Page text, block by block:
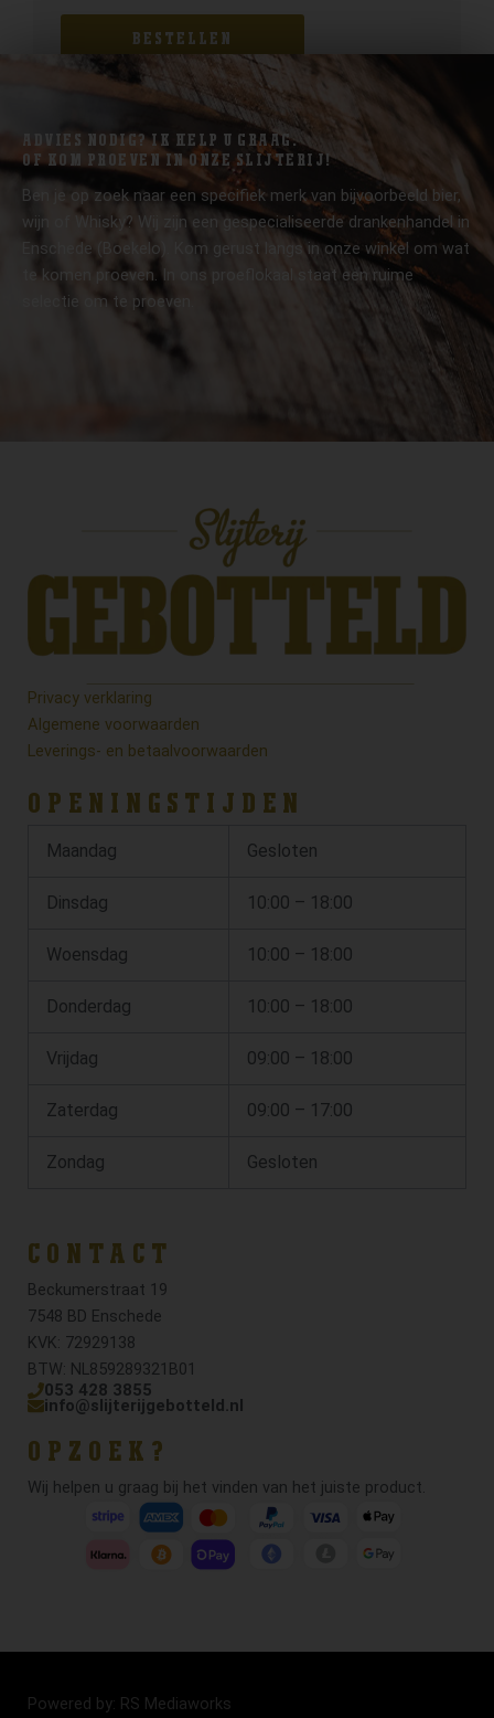
BESTELLEN
ADVIES NODIG? IK HELP U GRAAG.
OF KOM PROEVEN IN ONZE SLIJTERIJ!
Ben je op zoek naar een specifiek merk van bijvoorbeeld bier,
wijn of Whisky? Wij zijn een gespecialiseerde drankenhandel in
Enschede (Boekelo). Kom gerust langs in onze winkel om wat
te komen proeven. In ons proeflokaal staat een ruime
selectie om te proeven.
Privacy verklaring
Algemene voorwaarden
Leverings- en betaalvoorwaarden
OPENINGSTIJDEN
Maandag Gesloten
Dinsdag 10:00 – 18:00
Woensdag 10:00 – 18:00
Donderdag 10:00 – 18:00
Vrijdag 09:00 – 18:00
Zaterdag 09:00 – 17:00
Zondag Gesloten
CONTACT
Beckumerstraat 19
7548 BD Enschede
KVK: 72929138
BTW: NL859289321B01
053 428 3855
info@slijterijgebotteld.nl
OPZOEK?
Wij helpen u graag bij het vinden van het juiste product.
Powered by: RS Mediaworks